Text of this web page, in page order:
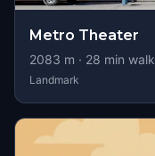
Metro Theater
2083 m · 28 min walk
Landmark